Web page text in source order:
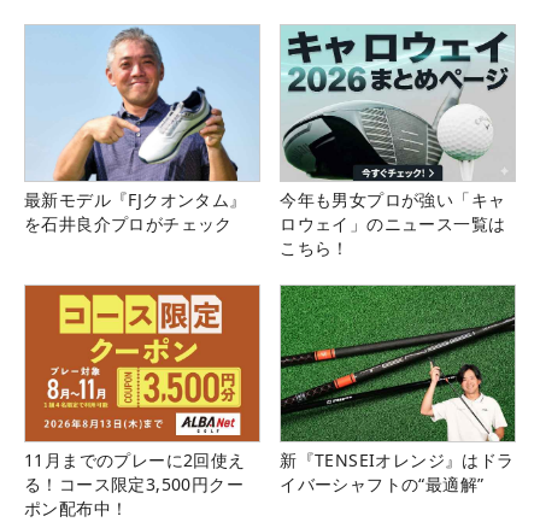
最新モデル『FJクオンタム』
を石井良介プロがチェック
今年も男女プロが強い「キャ
ロウェイ」のニュース一覧は
こちら！
11月までのプレーに2回使え
る！コース限定3,500円クー
ポン配布中！
新『TENSEIオレンジ』はドラ
イバーシャフトの“最適解”